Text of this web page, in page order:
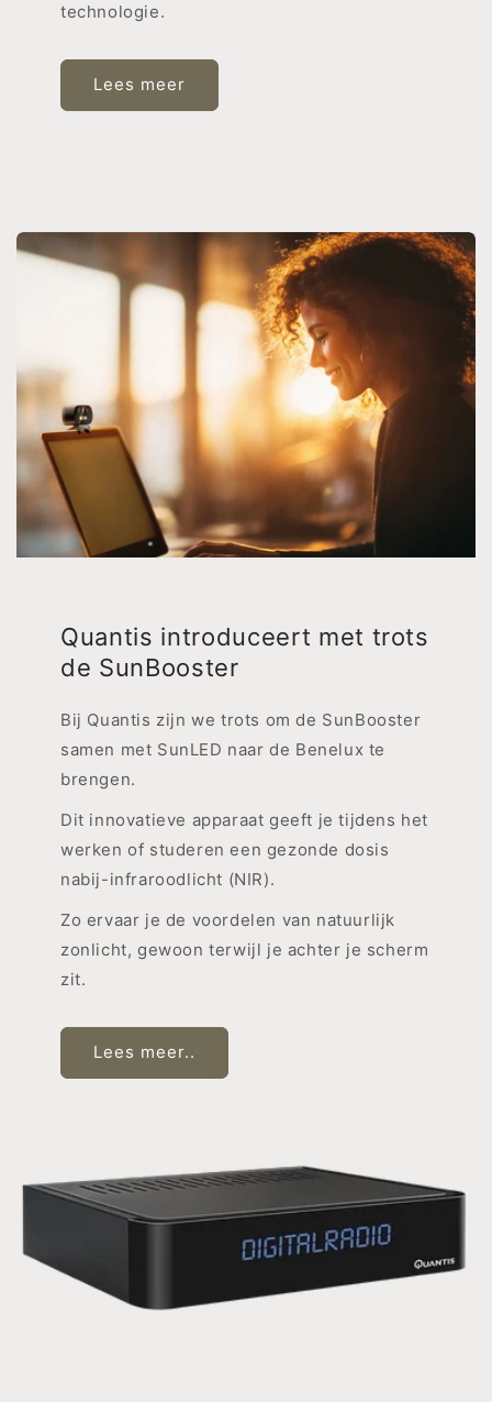
technologie.
Lees meer
Quantis introduceert met trots
de SunBooster
Bij Quantis zijn we trots om de SunBooster
samen met SunLED naar de Benelux te
brengen.
Dit innovatieve apparaat geeft je tijdens het
werken of studeren een gezonde dosis
nabij-infraroodlicht (NIR).
Zo ervaar je de voordelen van natuurlijk
zonlicht, gewoon terwijl je achter je scherm
zit.
Lees meer..